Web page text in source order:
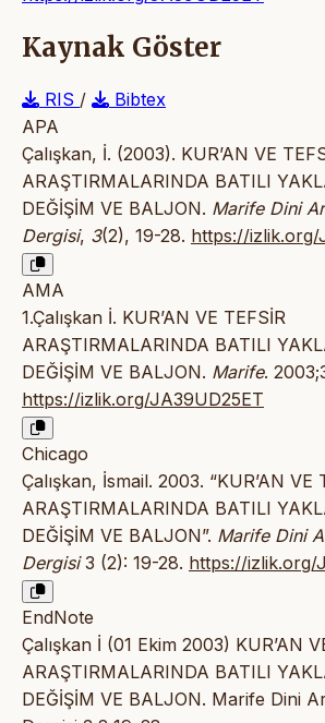
Kaynak Göster
RIS /
Bibtex
APA
Çalışkan, İ. (2003). KUR’AN VE
ARAŞTIRMALARINDA BATILI
DEĞİŞİM VE BALJON. Marife Dini
Dergisi, 3(2), 19-28. https://izlik.org/
AMA
1.Çalışkan İ. KUR’AN VE TEFSİR
ARAŞTIRMALARINDA BATILI
DEĞİŞİM VE BALJON. Marife.
https://izlik.org/JA39UD25ET
Chicago
Çalışkan, İsmail. 2003. “KUR’AN VE
ARAŞTIRMALARINDA BATILI
DEĞİŞİM VE BALJON”. Marife Dini
Dergisi3 (2): 19-28. https://izlik.org/
EndNote
Çalışkan İ (01 Ekim 2003) KUR’AN
ARAŞTIRMALARINDA BATILI
DEĞİŞİM VE BALJON. Marife Dini